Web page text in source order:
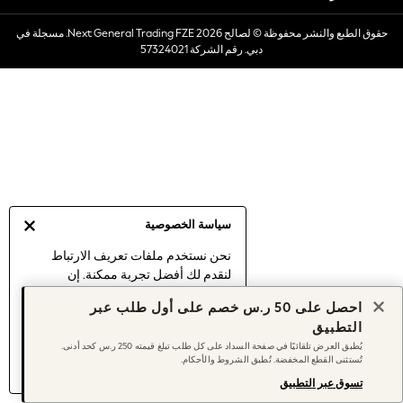
سياسة الخصوصية
نحن نستخدم ملفات تعريف الارتباط
لنقدم لك أفضل تجربة ممكنة. إن
موافقتك على استخدامنا لملفات تعريف
اكتشف المزيد عن إدارة إعدادات ملفات
تعريف الارتباط (الكوكيز).
Dresses
Occasionwear
Sets & Outfits
Sun Hats & Caps
Women's Holiday Shop
Women's Travel Styles
Dresses
Occasionwear
Linen Collection
Tops & T-Shirts
حقوق الطبع والنشر محفوظة © لصالح 2026 Next General Trading FZE. مسجلة في
دبي. رقم الشركة 57324021
احصل على 50 ر.س خصم على أول طلب عبر
التطبيق
يُطبق العرض تلقائيًا في صفحة السداد على كل طلب تبلغ قيمته 250 ر.س كحد أدنى.
تُستثنى القطع المخفضة. تُطبق الشروط والأحكام.
تسوق عبر التطبيق